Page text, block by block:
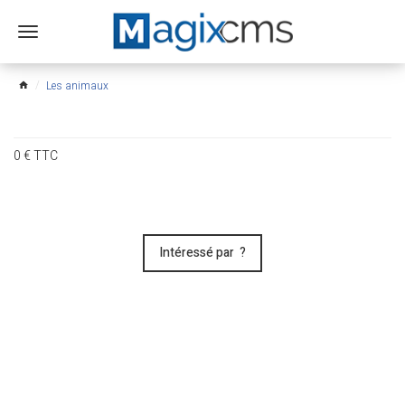
Ouvrir
menu
home Les animaux
0€TTC
Intéressé par ?